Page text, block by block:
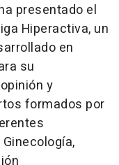
presentado el
Hiperactiva, un
en
su
y
formados por